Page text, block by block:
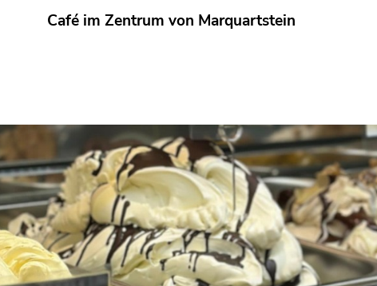
Café im Zentrum von Marquartstein